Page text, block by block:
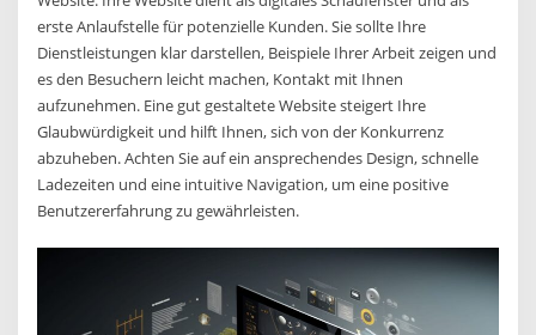
erste Anlaufstelle für potenzielle Kunden. Sie sollte Ihre
Dienstleistungen klar darstellen, Beispiele Ihrer Arbeit zeigen und
es den Besuchern leicht machen, Kontakt mit Ihnen
aufzunehmen. Eine gut gestaltete Website steigert Ihre
Glaubwürdigkeit und hilft Ihnen, sich von der Konkurrenz
abzuheben. Achten Sie auf ein ansprechendes Design, schnelle
Ladezeiten und eine intuitive Navigation, um eine positive
Benutzererfahrung zu gewährleisten.